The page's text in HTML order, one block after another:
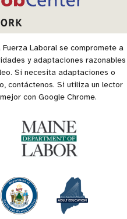
Laboral se compromete a
y adaptaciones razonables
Si necesita adaptaciones o
contáctenos. Si utiliza un lector
con Google Chrome.